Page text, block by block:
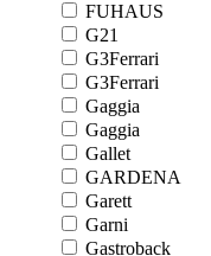
FUHAUS
G21
G3Ferrari
G3Ferrari
Gaggia
Gaggia
Gallet
GARDENA
Garett
Garni
Gastroback